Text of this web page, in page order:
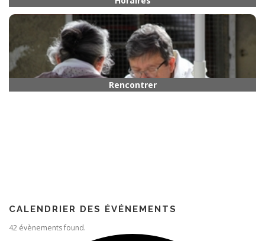
Horaires
CALENDRIER DES ÉVÉNEMENTS
42 évènements found.